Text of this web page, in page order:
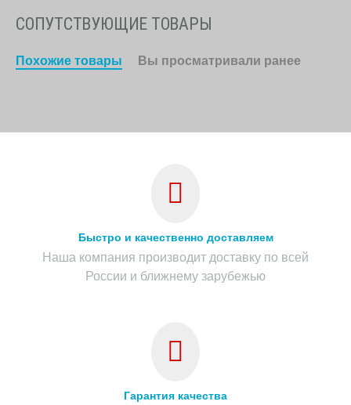
СОПУТСТВУЮЩИЕ ТОВАРЫ
Похожие товары Вы просматривали ранее
Быстро и качественно доставляем
Наша компания производит доставку по всей
России и ближнему зарубежью
Гарантия качества